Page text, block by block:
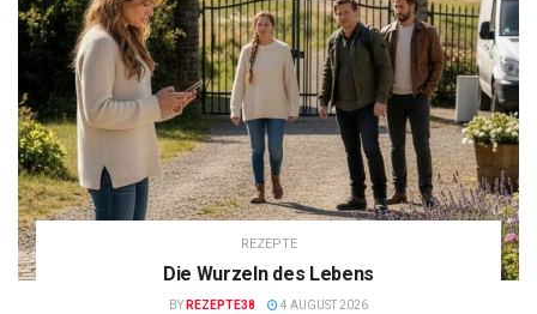
REZEPTE
Die Wurzeln des Lebens
BY REZEPTE38 4 AUGUST 2026